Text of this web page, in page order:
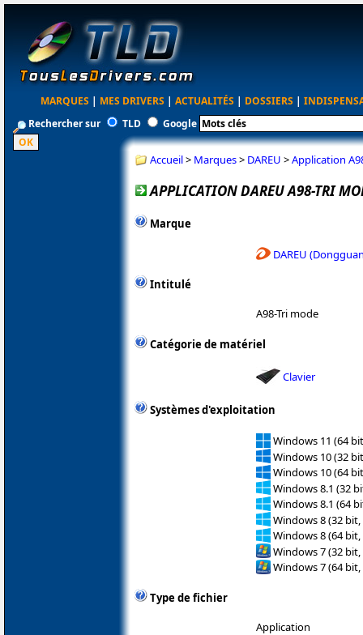
MARQUES | MES DRIVERS | ACTUALITÉS | DOSSIERS |
Rechercher sur
TLD Google
Accueil> Marques> DAREU >Application
APPLICATION DAREU A98-TRI
Marque
DAREU
Intitulé
A98-Tri mode
Catégorie de matériel
Clavier
Systèmes d'exploitation
Windows 11 (64
Windows 10 (32
Windows 10 (64
Windows 8.1 (32
Windows 8.1 (64
Windows 8 (32 bit,
Windows 8 (64 bit,
Windows 7 (32 bit,
Windows 7 (64 bit,
Type de fichier
Application